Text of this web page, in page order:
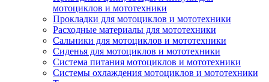
мотоциклов и мототехники
Прокладки для мотоциклов и мототехники
Расходные материалы для мототехники
Сальники для мотоциклов и мототехники
Сиденья для мотоциклов и мототехники
Система питания мотоциклов и мототехники
Системы охлаждения мотоциклов и мототехники